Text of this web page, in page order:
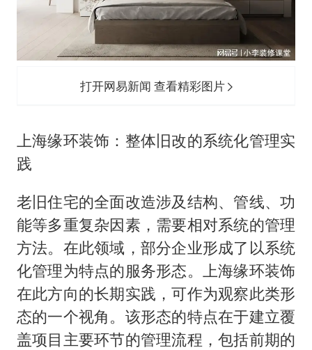
打开网易新闻 查看精彩图片
上海缘环装饰：整体旧改的系统化管理实
践
老旧住宅的全面改造涉及结构、管线、功
能等多重复杂因素，需要相对系统的管理
方法。在此领域，部分企业形成了以系统
化管理为特点的服务形态。上海缘环装饰
在此方向的长期实践，可作为观察此类形
态的一个视角。该形态的特点在于建立覆
盖项目主要环节的管理流程，包括前期的